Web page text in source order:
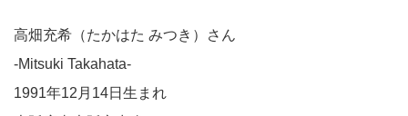
高畑充希（たかはた みつき）さん
-Mitsuki Takahata-
1991年12月14日生まれ